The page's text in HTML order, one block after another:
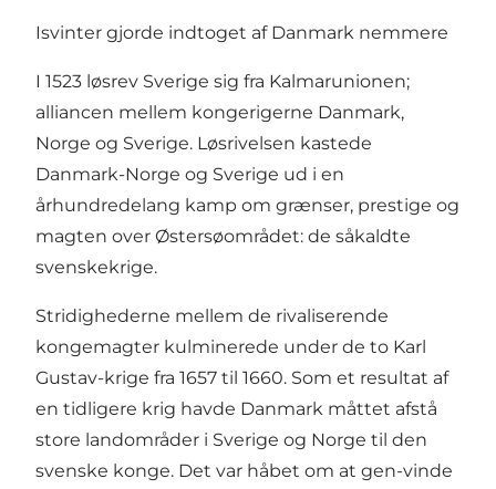
Isvinter gjorde indtoget af Danmark nemmere
I 1523 løsrev Sverige sig fra Kalmarunionen;
alliancen mellem kongerigerne Danmark,
Norge og Sverige. Løsrivelsen kastede
Danmark-Norge og Sverige ud i en
århundredelang kamp om grænser, prestige og
magten over Østersøområdet: de såkaldte
svenskekrige.
Stridighederne mellem de rivaliserende
kongemagter kulminerede under de to Karl
Gustav-krige fra 1657 til 1660. Som et resultat af
en tidligere krig havde Danmark måttet afstå
store landområder i Sverige og Norge til den
svenske konge. Det var håbet om at gen-vinde